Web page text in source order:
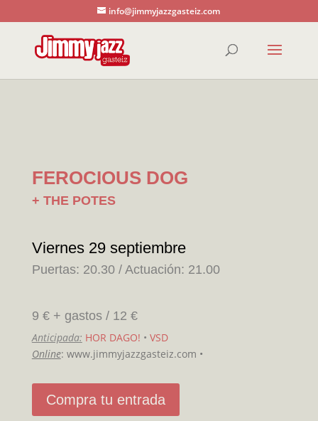
info@jimmyjazzgasteiz.com
FEROCIOUS DOG
+ THE POTES
Viernes 29 septiembre
Puertas: 20.30 / Actuación: 21.00
9 € + gastos / 12 €
Anticipada: HOR DAGO! • VSD
Online: www.jimmyjazzgasteiz.com •
Compra tu entrada